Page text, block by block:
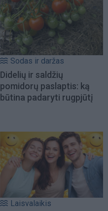
Sodas ir daržas
Didelių ir saldžių
pomidorų paslaptis: ką
būtina padaryti rugpjūtį
Laisvalaikis